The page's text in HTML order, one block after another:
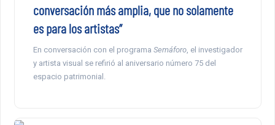
conversación más amplia, que no solamente
es para los artistas”
En conversación con el programa Semáforo, el investigador
y artista visual se refirió al aniversario número 75 del
espacio patrimonial.